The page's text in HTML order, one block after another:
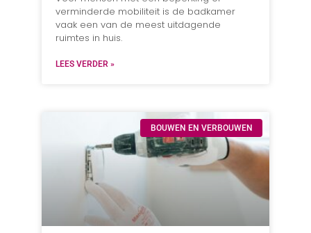
verminderde mobiliteit is de badkamer
vaak een van de meest uitdagende
ruimtes in huis.
LEES VERDER »
BOUWEN EN VERBOUWEN